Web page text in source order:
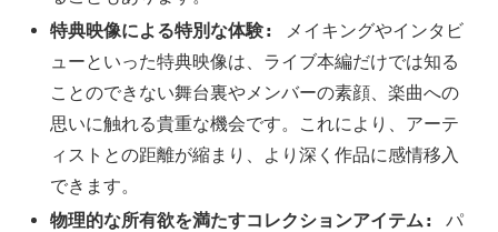
特典映像による特別な体験:
メイキングやインタビ
ューといった特典映像は、ライブ本編だけでは知る
ことのできない舞台裏やメンバーの素顔、楽曲への
思いに触れる貴重な機会です。これにより、アーテ
ィストとの距離が縮まり、より深く作品に感情移入
できます。
物理的な所有欲を満たすコレクションアイテム:
パ